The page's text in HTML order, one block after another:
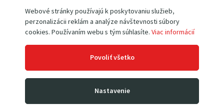
Webové stránky používajú k poskytovaniu služieb,
perzonalizácii reklám a analýze návštevnosti súbory
cookies. Používaním webu s tým súhlasíte. Viac informácií
Povoliť všetko
Nastavenie
Ložisko L47 / 20 • pre paletové vozíky
typ 6204
guličkové ložisko
pre kolesá k paleťákom a rudlom
65€